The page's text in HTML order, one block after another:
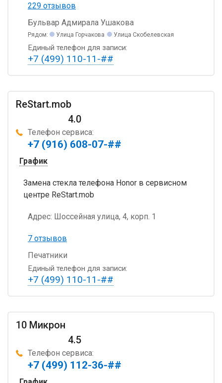
229 отзывов
Бульвар Адмирала Ушакова
Рядом: Улица Горчакова Улица Скобелевская
Единый телефон для записи:
+7 (499) 110-11-##
ReStart.mob
4.0
Телефон сервиса:
+7 (916) 608-07-##
График
Замена стекла телефона Honor в сервисном
центре ReStart.mob
Адрес: Шоссейная улица, 4, корп. 1
7 отзывов
Печатники
Единый телефон для записи:
+7 (499) 110-11-##
10 Микрон
4.5
Телефон сервиса:
+7 (499) 112-36-##